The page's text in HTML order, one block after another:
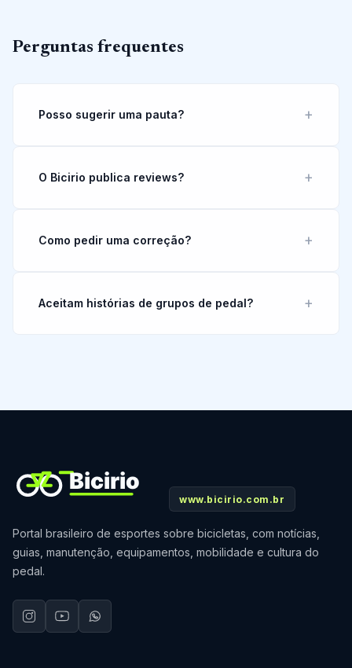
Perguntas frequentes
Posso sugerir uma pauta?
O Bicirio publica reviews?
Como pedir uma correção?
Aceitam histórias de grupos de pedal?
www.bicirio.com.br
Portal brasileiro de esportes sobre bicicletas, com notícias,
guias, manutenção, equipamentos, mobilidade e cultura do
pedal.